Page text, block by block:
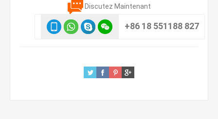
Discutez Maintenant
+86 18 551188 827